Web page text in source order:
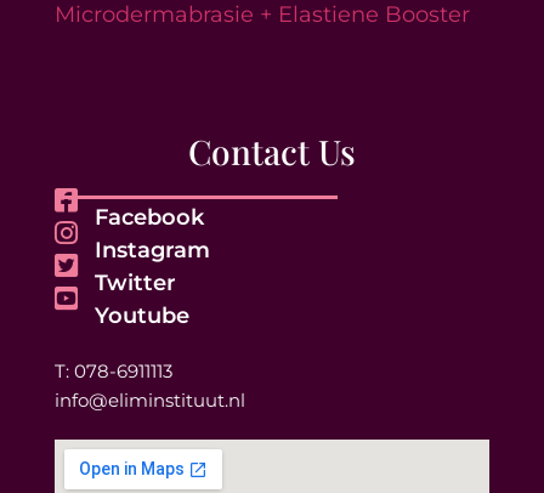
Microdermabrasie + Elastiene Booster
Contact Us
Facebook
Instagram
Twitter
Youtube
T: 078-6911113
info@eliminstituut.nl